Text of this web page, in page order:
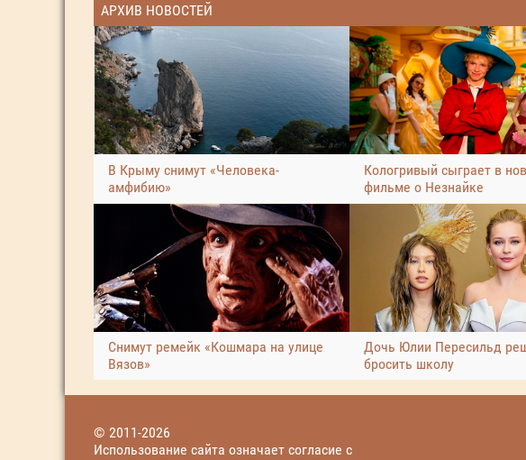
АРХИВ НОВОСТЕЙ
В Крыму снимут «Человека-
амфибию»
Кологривый сыграет в
фильме о Незнайке
Снимут ремейк «Кошмара на улице
Вязов»
Дочь Юлии Пересильд
бросить школу
© 2011-2026
Использование сайта означает согласие с